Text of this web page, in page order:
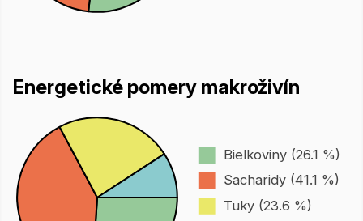
Energetické pomery makroživín
Bielkoviny (26.1 %)
Sacharidy (41.1 %)
Tuky (23.6 %)